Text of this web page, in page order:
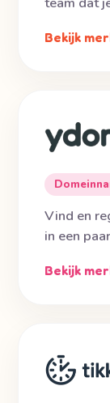
Bekijk
Vind en
in een
Bekijk